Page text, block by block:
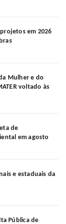
em 2026
Mulher e do
voltado às
de
em agosto
e estaduais da
Pública de